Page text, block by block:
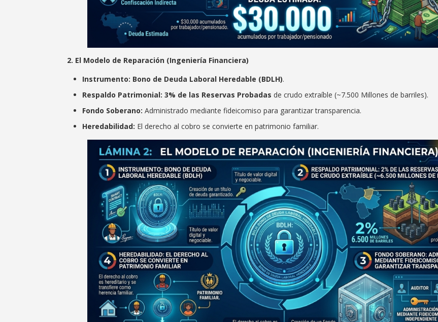
2. El Modelo de Reparación (Ingeniería Financiera)
Instrumento: Bono de Deuda Laboral Heredable (BDLH).
Respaldo Patrimonial: 3% de las Reservas Probadas de crudo extraíble (~7.500 Millones de barriles).
Fondo Soberano: Administrado mediante fideicomiso para garantizar transparencia.
Heredabilidad: El derecho al cobro se convierte en patrimonio familiar.